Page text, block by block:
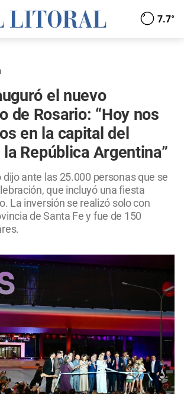
7.7°
el nuevo
de Rosario: “Hoy nos
en la capital del
República Argentina”
dijo ante las 25.000 personas que se
que incluyó una fiesta
La inversión se realizó solo con
de Santa Fe y fue de 150